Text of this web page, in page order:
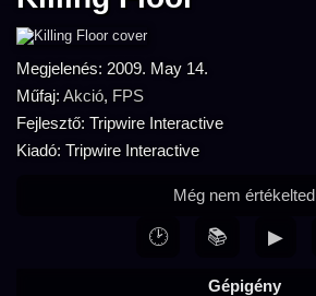
Megjelenés: 2009. May 14.
Műfaj: Akció, FPS
Fejlesztő: Tripwire Interactive
Kiadó: Tripwire Interactive
Gépigény
Még nem értékelted
🕑 📚 ▶